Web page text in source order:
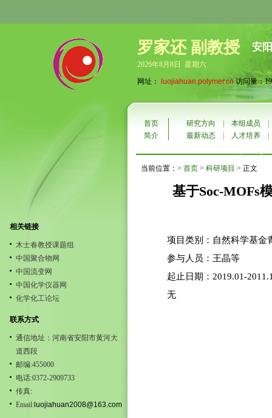
罗家还 副教授 安
2026年8月8日 星期六
网址：
luojiahuan.polymer.cn访问量：
相关链接
木士春教授课题组
中国聚合物网
中国流变网
中国化学仪器网
化学化工论坛
联系方式
通信地址：河南省安阳市黄河大
道西段
邮编:455000
电话:0372-2909733
传真:
Email:luojiahuan2008@163.com
首页 研究方向 本组成员
简介
最新动态 人才培养
当前位置：> 首页 > 科研项目 > 正文
基于Soc-MOFs
项目类别：自然科学基金
参与人员：王晶等
起止日期：2019.01-
无